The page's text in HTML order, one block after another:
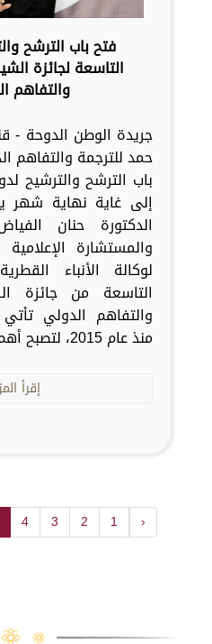
فتح باب الترشح
التاسعة لجائزة
والتفاهم
جريدة الوطن الدوحة -
حمد للترجمة والتفاهم
باب الترشح والترشيح
إلى غاية نهاية شهر
الدكتورة حنان
والمستشارة
لوكالة الأنباء
التاسعة من جائزة
والتفاهم الدولي
منذ عام 2015، لتصبح أهم وأكبر جائزة ترج...
إقرأ
‹
1
2
3
4